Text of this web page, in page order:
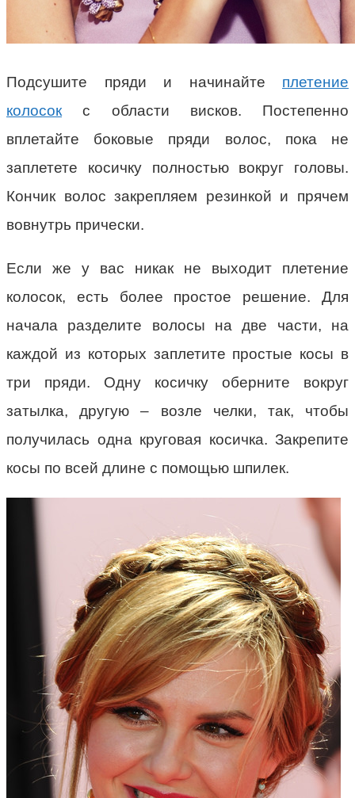
Подсушите пряди и начинайте плетение
колосок с области висков. Постепенно
вплетайте боковые пряди волос, пока не
заплетете косичку полностью вокруг головы.
Кончик волос закрепляем резинкой и прячем
вовнутрь прически.
Если же у вас никак не выходит плетение
колосок, есть более простое решение. Для
начала разделите волосы на две части, на
каждой из которых заплетите простые косы в
три пряди. Одну косичку оберните вокруг
затылка, другую – возле челки, так, чтобы
получилась одна круговая косичка. Закрепите
косы по всей длине с помощью шпилек.